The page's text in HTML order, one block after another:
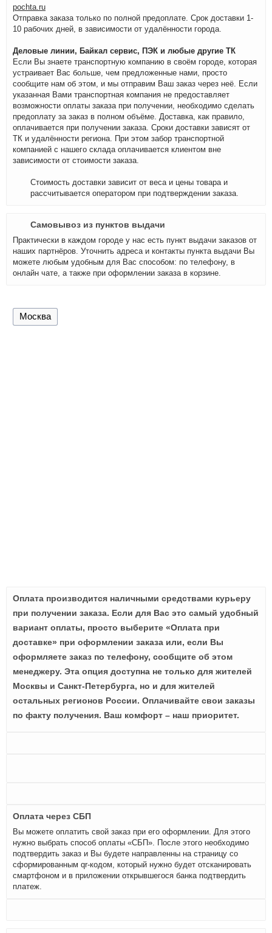
pochta.ru
Отправка заказа только по полной предоплате. Срок доставки 1-
10 рабочих дней, в зависимости от удалённости города.
Деловые линии, Байкал сервис, ПЭК и любые другие ТК
Если Вы знаете транспортную компанию в своём городе, которая
устраивает Вас больше, чем предложенные нами, просто
сообщите нам об этом, и мы отправим Ваш заказ через неё. Если
указанная Вами транспортная компания не предоставляет
возможности оплаты заказа при получении, необходимо сделать
предоплату за заказ в полном объёме. Доставка, как правило,
оплачивается при получении заказа. Сроки доставки зависят от
ТК и удалённости региона. При этом забор транспортной
компанией с нашего склада оплачивается клиентом вне
зависимости от стоимости заказа.
Стоимость доставки зависит от веса и цены товара и
рассчитывается оператором при подтверждении заказа.
Самовывоз из пунктов выдачи
Практически в каждом городе у нас есть пункт выдачи заказов от
наших партнёров. Уточнить адреса и контакты пункта выдачи Вы
можете любым удобным для Вас способом: по телефону, в
онлайн чате, а также при оформлении заказа в корзине.
Москва
Оплата производится наличными средствами курьеру
при получении заказа. Если для Вас это самый удобный
вариант оплаты, просто выберите «Оплата при
доставке» при оформлении заказа или, если Вы
оформляете заказ по телефону, сообщите об этом
менеджеру. Эта опция доступна не только для жителей
Москвы и Санкт-Петербурга, но и для жителей
остальных регионов России. Оплачивайте свои заказы
по факту получения. Ваш комфорт – наш приоритет.
Оплата через СБП
Вы можете оплатить свой заказ при его оформлении. Для этого
нужно выбрать способ оплаты «СБП». После этого необходимо
подтвердить заказ и Вы будете направленны на страницу со
сформированным qr-кодом, который нужно будет отсканировать
смартфоном и в приложении открывшегося банка подтвердить
платеж.